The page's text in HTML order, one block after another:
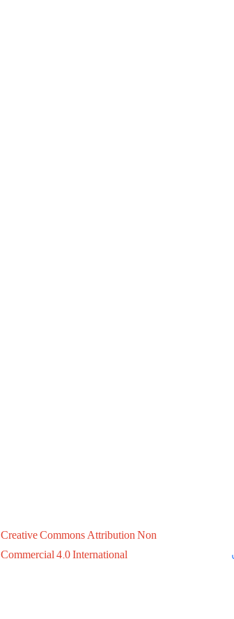
Creative Commons Attribution Non
Commercial 4.0 International